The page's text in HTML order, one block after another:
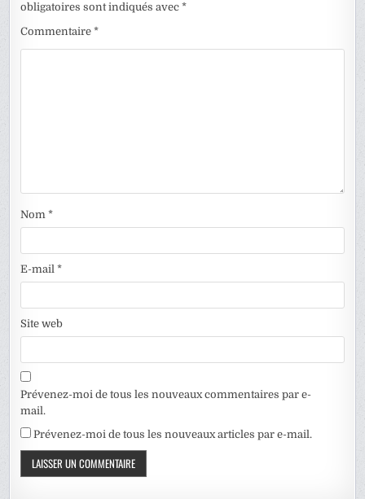
obligatoires sont indiqués avec*
Commentaire*
Nom*
E-mail*
Site web
Prévenez-moi de tous les nouveaux commentaires par e-
mail.
Prévenez-moi de tous les nouveaux articles par e-mail.